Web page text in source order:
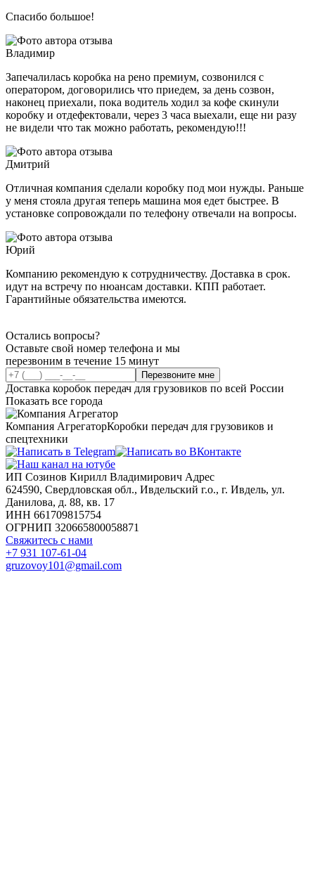
Спасибо большое!
Владимир
Запечалилась коробка на рено премиум, созвонился с
оператором, договорились что приедем, за день созвон,
наконец приехали, пока водитель ходил за кофе скинули
коробку и отдефектовали, через 3 часа выехали, еще ни разу
не видели что так можно работать, рекомендую!!!
Дмитрий
Отличная компания сделали коробку под мои нужды. Раньше
у меня стояла другая теперь машина моя едет быстрее. В
установке сопровождали по телефону отвечали на вопросы.
Юрий
Компанию рекомендую к сотрудничеству. Доставка в срок.
идут на встречу по нюансам доставки. КПП работает.
Гарантийные обязательства имеются.
Остались вопросы?
Оставьте свой номер телефона и мы
перезвоним в течение 15 минут
Перезвоните мне
Доставка коробок передач для грузовиков по всей России
Показать все города
Компания АгрегаторКоробки передач для грузовиков и
спецтехники
ИП Созинов Кирилл Владимирович Адрес
624590, Свердловская обл., Ивдельский г.о., г. Ивдель, ул.
Данилова, д. 88, кв. 17
ИНН 661709815754
ОГРНИП 320665800058871
Свяжитесь с нами
+7 931 107-61-04
gruzovoy101@gmail.com